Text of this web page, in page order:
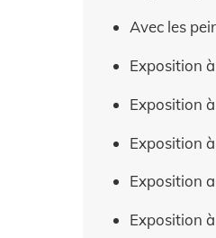
Avec les
Exposition
Exposition
Exposition
Exposition
Exposition